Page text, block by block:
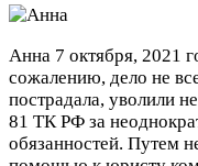
Анна 7 октября, 2021
сожалению, дело не
пострадала, уволили
81 ТК РФ за
обязанностей. Путем